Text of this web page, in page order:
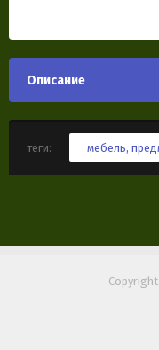
Описание
теги: мебель,